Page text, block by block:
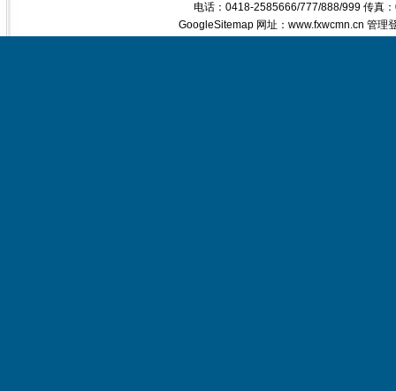
电话：0418-2585666/777/888/999 传真
GoogleSitemap 网址：www.fxwcmn.cn 管理